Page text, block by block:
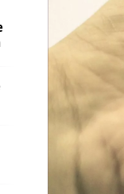
KNOW-HOW